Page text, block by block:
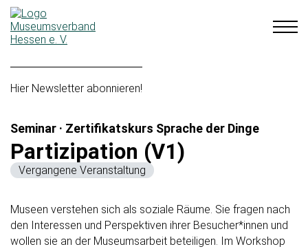
Hier Newsletter abonnieren!
Seminar · Zertifikatskurs Sprache der Dinge
Partizipation (V1)
Vergangene Veranstaltung
Museen verstehen sich als soziale Räume. Sie fragen nach
den Interessen und Perspektiven ihrer Besucher*innen und
wollen sie an der Museumsarbeit beteiligen. Im Workshop